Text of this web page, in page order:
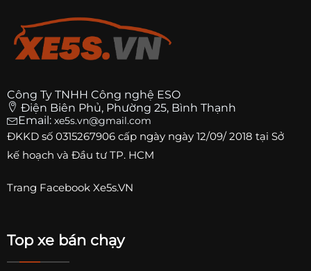
Công Ty TNHH Công nghệ ESO
Điện Biên Phủ, Phường 25, Bình Thạnh
Email: xe5s.vn@gmail.com
ĐKKD số 0315267906 cấp ngày ngày 12/09/ 2018 tại Sở
kế hoạch và Đầu tư TP. HCM
Trang Facebook Xe5s.VN
Top xe bán chạy